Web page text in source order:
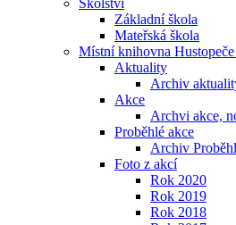
Školství
Základní škola
Mateřská škola
Místní knihovna
Aktuality
Archiv
Akce
Archvi akce,
Proběhlé akce
Archiv
Foto z akcí
Rok 2020
Rok 2019
Rok 2018